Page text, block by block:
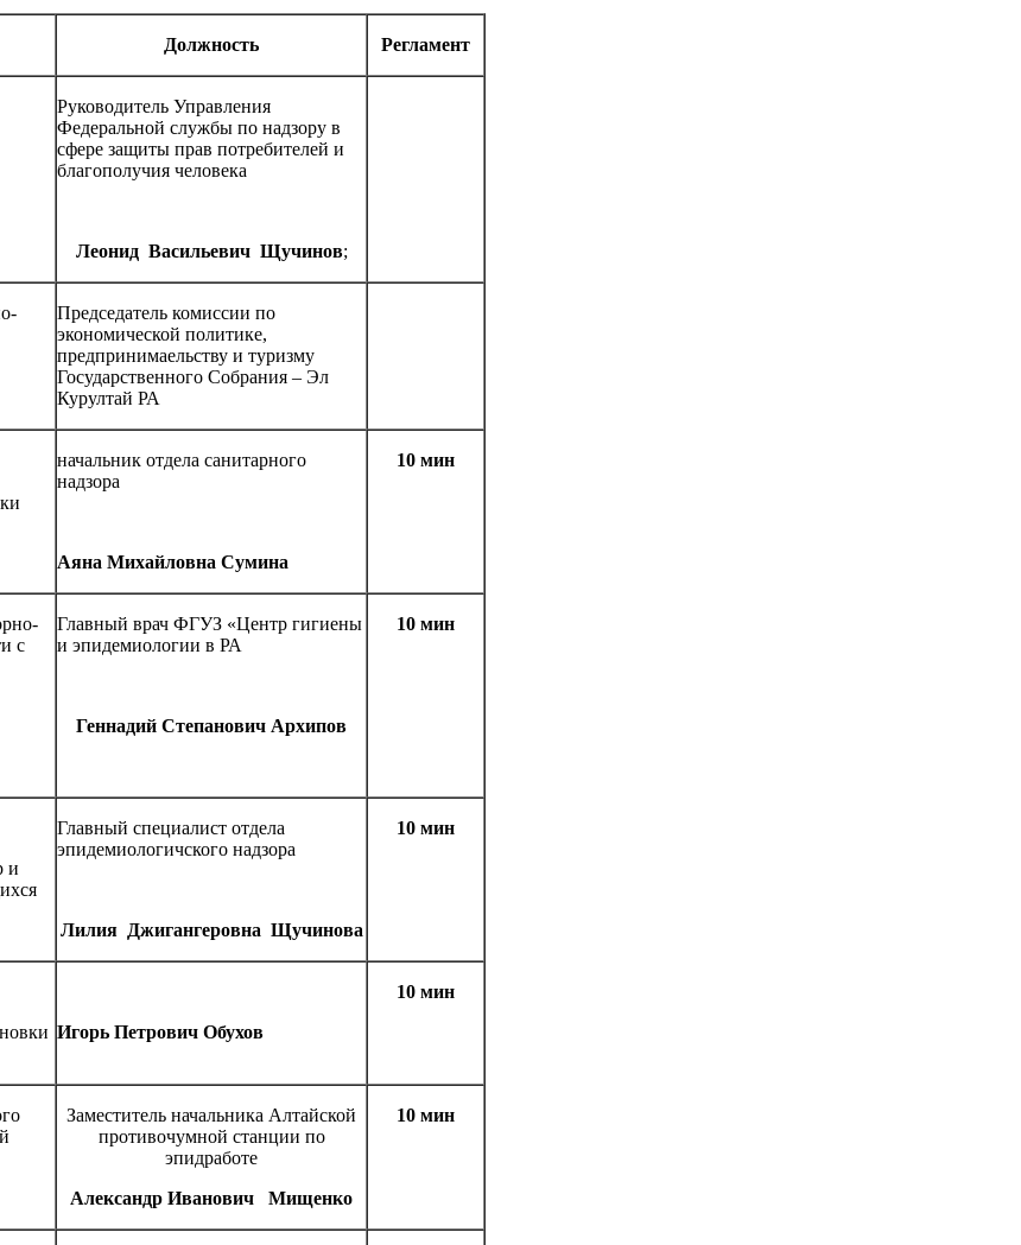
Должность Регламент
Руководитель Управления
Федеральной службы по надзору в
сфере защиты прав потребителей и
благополучия человека
Леонид Васильевич Щучинов;
Председатель комиссии по
экономической политике,
предпринимаельству и туризму
Государственного Собрания – Эл
Курултай РА
начальник отдела санитарного
надзора
Аяна Михайловна Сумина
10 мин
с
Главный врач ФГУЗ «Центр гигиены
и эпидемиологии в РА
Геннадий Степанович Архипов
10 мин
и
Главный специалист отдела
эпидемиологичского надзора
Лилия Джигангеровна Щучинова
10 мин
Игорь Петрович Обухов
10 мин
Заместитель начальника Алтайской
противочумной станции по
эпидработе
Александр Иванович Мищенко
10 мин